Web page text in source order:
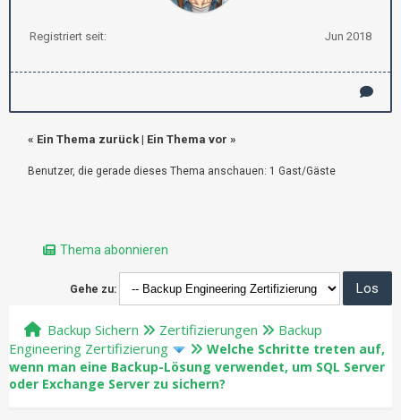
Registriert seit: Jun 2018
« Ein Thema zurück | Ein Thema vor »
Benutzer, die gerade dieses Thema anschauen: 1 Gast/Gäste
Thema abonnieren
Gehe zu:
Backup Sichern Zertifizierungen
Backup
Engineering Zertifizierung
Welche Schritte treten auf,
wenn man eine Backup-Lösung verwendet, um SQL Server
oder Exchange Server zu sichern?